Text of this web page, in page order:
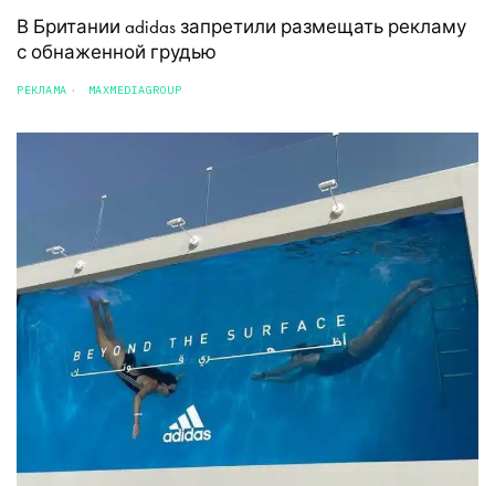
В Британии adidas запретили размещать рекламу
с обнаженной грудью
РЕКЛАМА MAXMEDIAGROUP